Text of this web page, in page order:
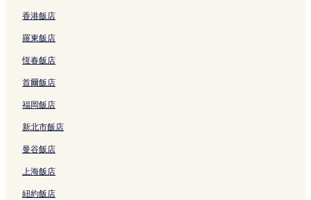
S
a
t
i
o
B
a
n
c
h
)
的
e
t
e
r
的
結
a
i
o
n
b
I
G
的
連
結
z
e
n
H
u
q
a
n
g
b
e
i
香港飯店
羅東飯店
恆春飯店
首爾飯店
福岡飯店
新北市飯店
曼谷飯店
上海飯店
紐約飯店